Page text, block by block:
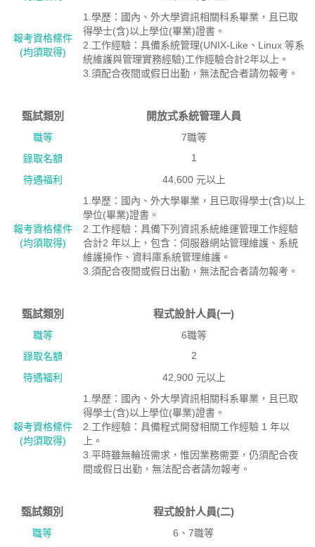
報考資格絛件
(均須取得)
1.學歷：國內、外大學資訊相關科系畢業，且已取
得學士(含)以上學位(畢業)證書。
2.工作經驗：具備系統管理(UNIX-Like、Linux 等系
統維護與管理實務經驗)工作經驗合計2年以上。
3.須配合夜間或假日出勤，無法配合者請勿報考。
甄試類別 開放式系統管理人員
職等
7職等
錄取名額
1
待遇福利
44,600 元以上
報考資格絛件
(均須取得)
1.學歷：國內、外大學畢業，且已取得學士(含)以上
學位(畢業)證書。
2.工作經驗：具備下列資訊系統維運管理工作經驗
合計2 年以上，包含：伺服器網站管理維護、系統
維護操作、資料庫系統管理維護。
3.須配合夜間或假日出勤，無法配合者請勿報考。
甄試類別 程式設計人員(一)
職等
6職等
錄取名額
2
待遇福利
42,900 元以上
報考資格絛件
(均須取得)
1.學歷：國內、外大學資訊相關科系畢業，且已取
得學士(含)以上學位(畢業)證書。
2.工作經驗：具備程式開發相關工作經驗 1 年以
上。
3.平時雖無輪班需求，惟因業務需要，仍須配合夜
間或假日出勤，無法配合者請勿報考。
甄試類別 程式設計人員(二)
職等
6、7職等